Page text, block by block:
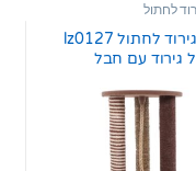
לחתול
מתקן גירוד לחתול lz0127
גירוד עם חבל